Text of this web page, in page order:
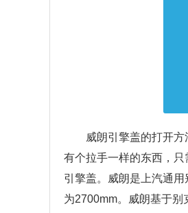
威朗引擎盖的打开
有个拉手一样的东西，
引擎盖。威朗是上汽通
为2700mm。威朗基于